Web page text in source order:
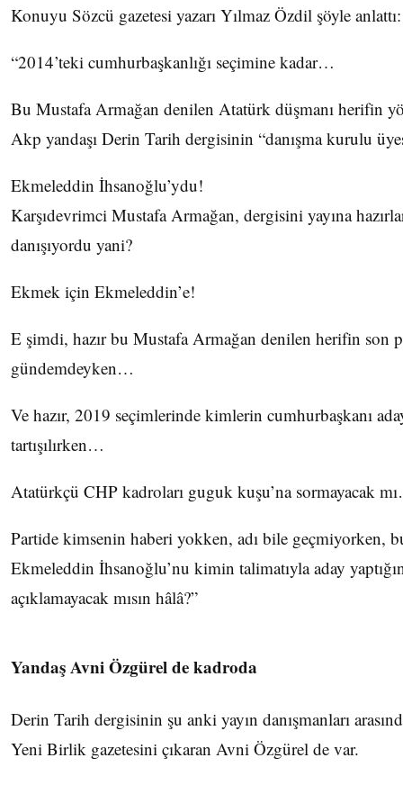
Konuyu Sözcü gazetesi yazarı Yılmaz Özdil şöyle anlattı:
“2014’teki cumhurbaşkanlığı seçimine kadar…
Bu Mustafa Armağan denilen Atatürk düşmanı herifin
Akp yandaşı Derin Tarih dergisinin “danışma kurulu
Ekmeleddin İhsanoğlu’ydu!
Karşıdevrimci Mustafa Armağan, dergisini yayına
danışıyordu yani?
Ekmek için Ekmeleddin’e!
E şimdi, hazır bu Mustafa Armağan denilen herifin son
gündemdeyken…
Ve hazır, 2019 seçimlerinde kimlerin cumhurbaşkanı
tartışılırken…
Atatürkçü CHP kadroları guguk kuşu’na sormayacak
Partide kimsenin haberi yokken, adı bile geçmiyorken,
Ekmeleddin İhsanoğlu’nu kimin talimatıyla aday
açıklamayacak mısın hâlâ?”
Yandaş Avni Özgürel de kadroda
Derin Tarih dergisinin şu anki yayın danışmanları
Yeni Birlik gazetesini çıkaran Avni Özgürel de var.